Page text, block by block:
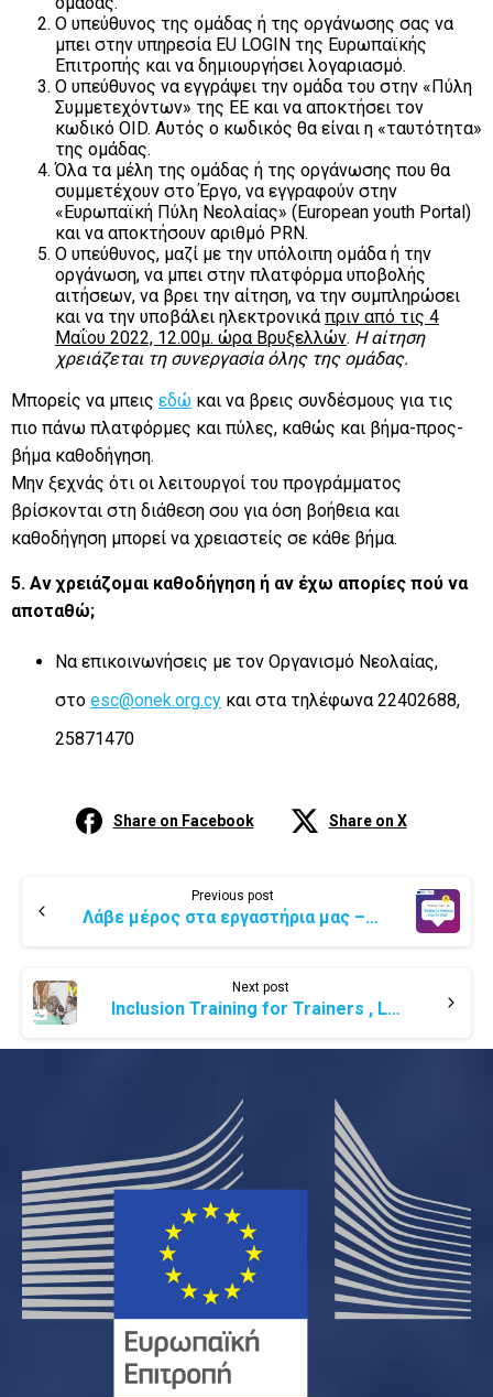
Ο υπεύθυνος της ομάδας ή της οργάνωσης σας να
μπει στην υπηρεσία EU LOGIN της Ευρωπαϊκής
Επιτροπής και να δημιουργήσει λογαριασμό.
Ο υπεύθυνος να εγγράψει την ομάδα του στην «Πύλη
Συμμετεχόντων» της ΕΕ και να αποκτήσει τον
κωδικό OID. Αυτός ο κωδικός θα είναι η «ταυτότητα»
της ομάδας.
Όλα τα μέλη της ομάδας ή της οργάνωσης που θα
συμμετέχουν στο Έργο, να εγγραφούν στην
«Ευρωπαϊκή Πύλη Νεολαίας» (European youth Portal)
και να αποκτήσουν αριθμό PRN.
Ο υπεύθυνος, μαζί με την υπόλοιπη ομάδα ή την
οργάνωση, να μπει στην πλατφόρμα υποβολής
αιτήσεων, να βρει την αίτηση, να την συμπληρώσει
και να την υποβάλει ηλεκτρονικά πριν από τις 4
Μαΐου 2022, 12.00μ. ώρα Βρυξελλών. Η αίτηση
χρειάζεται τη συνεργασία όλης της ομάδας.
Μπορείς να μπεις εδώ και να βρεις συνδέσμους για τις
πιο πάνω πλατφόρμες και πύλες, καθώς και βήμα-προς-
βήμα καθοδήγηση.
Μην ξεχνάς ότι οι λειτουργοί του προγράμματος
βρίσκονται στη διάθεση σου για όση βοήθεια και
καθοδήγηση μπορεί να χρειαστείς σε κάθε βήμα.
5. Ανχρειάζομαι καθοδήγηση ή αν έχω απορίες πού να
αποταθώ;
Να επικοινωνήσεις με τον Οργανισμό Νεολαίας,
στο esc@onek.org.cy και στα τηλέφωνα 22402688,
25871470
Share on Facebook Share on X
Previous post
Λάβε μέρος στα εργαστήρια μας – Κάνε πράξη την ιδέα σου μέσα από τα Έργα Αλληλεγγύης!
Next post
Inclusion Training for Trainers , Latvia, 16-21 May 2022